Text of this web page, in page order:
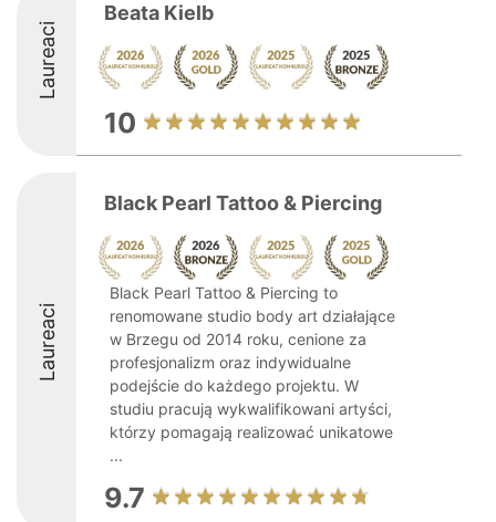
Laureaci
Beata Kielb
10
Laureaci
Black Pearl Tattoo & Piercing
Black Pearl Tattoo & Piercing to
renomowane studio body art działające
w Brzegu od 2014 roku, cenione za
profesjonalizm oraz indywidualne
podejście do każdego projektu. W
studiu pracują wykwalifikowani artyści,
którzy pomagają realizować unikatowe
...
9.7